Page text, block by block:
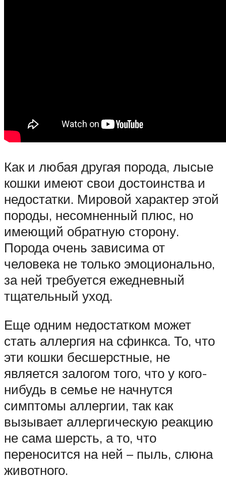
Как и любая другая порода, лысые
кошки имеют свои достоинства и
недостатки. Мировой характер этой
породы, несомненный плюс, но
имеющий обратную сторону.
Порода очень зависима от
человека не только эмоционально,
за ней требуется ежедневный
тщательный уход.
Еще одним недостатком может
стать аллергия на сфинкса. То, что
эти кошки бесшерстные, не
является залогом того, что у кого-
нибудь в семье не начнутся
симптомы аллергии, так как
вызывает аллергическую реакцию
не сама шерсть, а то, что
переносится на ней – пыль, слюна
животного.